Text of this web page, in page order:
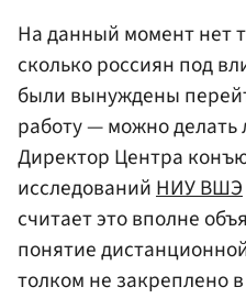
На данный момент нет
сколько россиян под
были вынуждены
работу — можно
Директор Центра
исследованийНИУ ВШЭ
считает это вполне
понятие
толком не закреплено